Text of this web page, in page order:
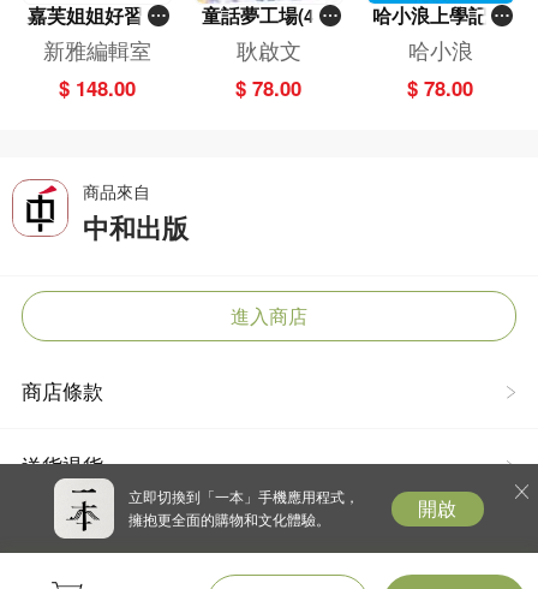
嘉芙姐姐好習慣
兒歌小手機
新雅編輯室
$ 148.00
童話夢工場(40)
——織女下凡結
奇緣
耿啟文
$ 78.00
哈小浪上學記(1
3)——逃出神奇
博物館
哈小浪
$ 78.00
商品來自
中和出版
進入商店
商店條款
送貨退貨
立即切換到「一本」手機應用程式，
擁抱更全面的購物和文化體驗。
開啟